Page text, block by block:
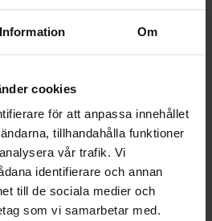
Information Om
cookies
för att anpassa innehållet
tillhandahålla funktioner
vår trafik. Vi
identifierare och annan
till de sociala medier och
som vi samarbetar med.